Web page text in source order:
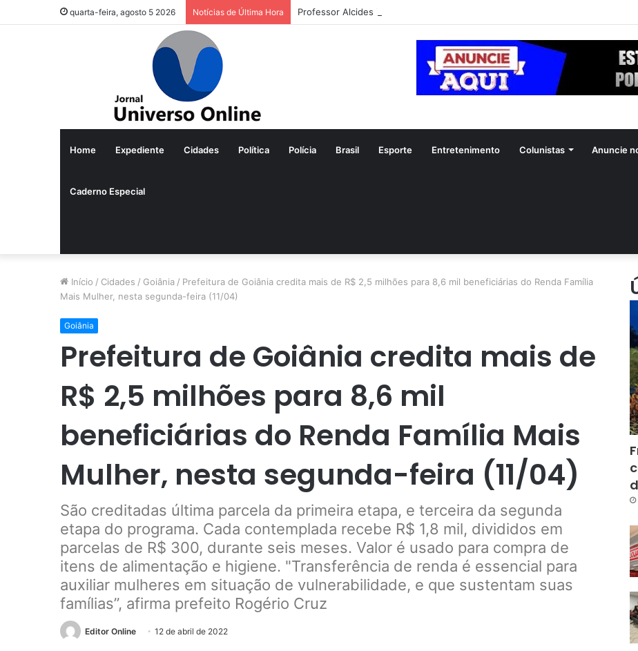
quarta-feira, agosto 5 2026 Notícias de Última Hora Professor Alcides intensifica mobilização para convenção do PSDB em Goiás
Home Expediente Cidades Política Polícia Brasil Esporte Entretenimento Colunistas Anuncie
Caderno Especial
Início / Cidades / Goiânia / Prefeitura de Goiânia credita mais de R$ 2,5 milhões para 8,6 mil beneficiárias do Renda Família
Mais Mulher, nesta segunda-feira (11/04)
Goiânia
Prefeitura de Goiânia credita mais de
R$ 2,5 milhões para 8,6 mil
beneficiárias do Renda Família Mais
Mulher, nesta segunda-feira (11/04)
São creditadas última parcela da primeira etapa, e terceira da segunda
etapa do programa. Cada contemplada recebe R$ 1,8 mil, divididos em
parcelas de R$ 300, durante seis meses. Valor é usado para compra de
itens de alimentação e higiene. "Transferência de renda é essencial para
auxiliar mulheres em situação de vulnerabilidade, e que sustentam suas
famílias”, afirma prefeito Rogério Cruz
Editor Online 12 de abril de 2022